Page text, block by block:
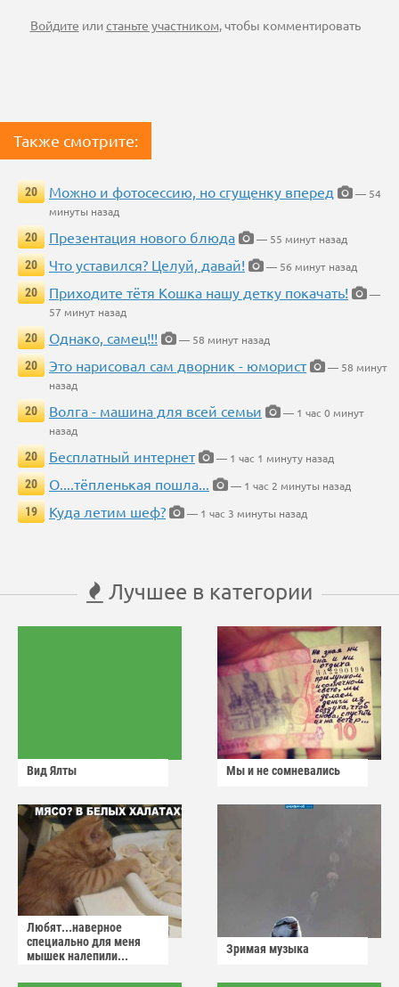
Войдите илистаньте участником, чтобы комментировать
Также смотрите:
20 Можно и фотосессию, но сгущенку вперед
— 54
минуты назад
20
Презентация нового блюда
— 55 минут назад
20
Что уставился? Целуй, давай!
— 56 минут назад
20
Приходите тётя Кошка нашу детку покачать!
—
57 минут назад
20
Однако, самец!!!
— 58 минут назад
20
Это нарисовал сам дворник - юморист
— 58 минут
назад
20
Волга - машина для всей семьи
— 1 час 0 минут
назад
20
Бесплатный интернет
— 1 час 1 минуту назад
20
О....тёпленькая пошла...
— 1 час 2 минуты назад
19
Куда летим шеф? — 1 час 3 минуты назад
Лучшее в категории
Вид Ялты Мы и не сомневались
Любят...наверное
специально для меня
мышек налепили...
Зримая музыка